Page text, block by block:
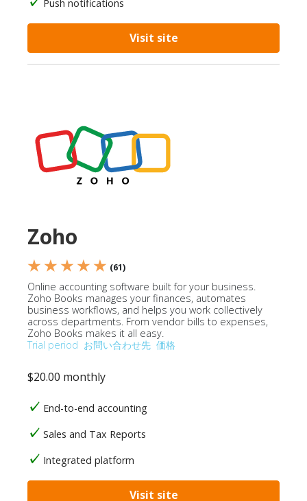
Push notifications
Visit site
Zoho
★ ★ ★ ★ ★ (61)
Online accounting software built for your business.
Zoho Books manages your finances, automates
business workflows, and helps you work collectively
across departments. From vendor bills to expenses,
Zoho Books makes it all easy.
Trial period お問い合わせ先 価格
$20.00 monthly
End-to-end accounting
Sales and Tax Reports
Integrated platform
Visit site